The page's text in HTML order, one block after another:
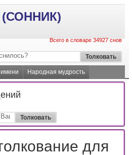
(СОННИК)
Всего в словаре 34927 снов
Народная мудрость
для